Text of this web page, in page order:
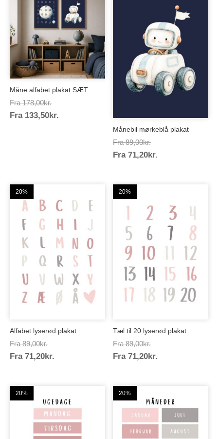
Måne alfabet plakat SÆT
Fra 178,00kr.Prisinterval:
178,00kr.
Fra 133,50kr.
Månebil mørkeblå plakat
Fra 89,00kr.Prisinterval:
89,00kr.
Fra 71,20kr.
20%
Alfabet lyserød plakat
Fra 89,00kr.Prisinterval:
89,00kr.
Fra 71,20kr.
20%
Tæl til 20 lyserød plakat
Fra 89,00kr.Prisinterval:
89,00kr.
Fra 71,20kr.
20% 20%